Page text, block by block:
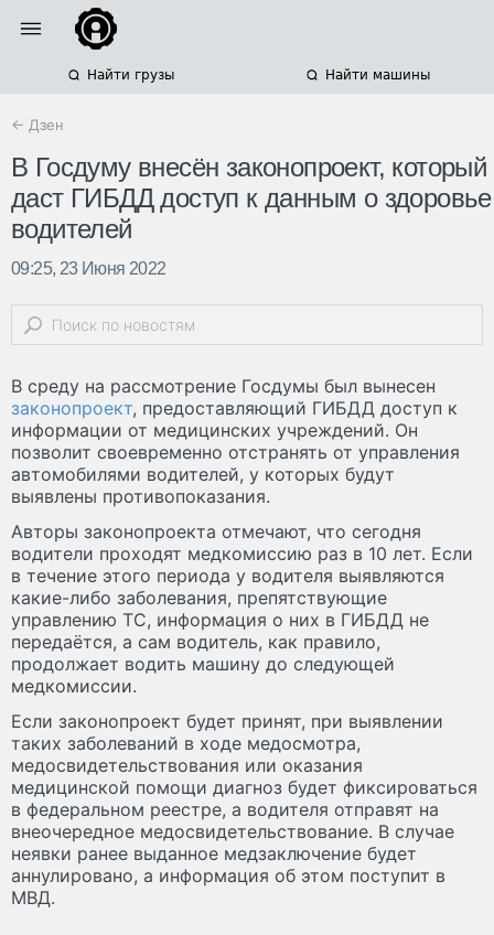
Найти грузы Найти машины
← Дзен
В Госдуму внесён законопроект, который
даст ГИБДД доступ к данным о здоровье
водителей
09:25, 23 Июня 2022
В среду на рассмотрение Госдумы был вынесен
законопроект, предоставляющий ГИБДД доступ к
информации от медицинских учреждений. Он
позволит своевременно отстранять от управления
автомобилями водителей, у которых будут
выявлены противопоказания.
Авторы законопроекта отмечают, что сегодня
водители проходят медкомиссию раз в 10 лет. Если
в течение этого периода у водителя выявляются
какие-либо заболевания, препятствующие
управлению ТС, информация о них в ГИБДД не
передаётся, а сам водитель, как правило,
продолжает водить машину до следующей
медкомиссии.
Если законопроект будет принят, при выявлении
таких заболеваний в ходе медосмотра,
медосвидетельствования или оказания
медицинской помощи диагноз будет фиксироваться
в федеральном реестре, а водителя отправят на
внеочередное медосвидетельствование. В случае
неявки ранее выданное медзаключение будет
аннулировано, а информация об этом поступит в
МВД.